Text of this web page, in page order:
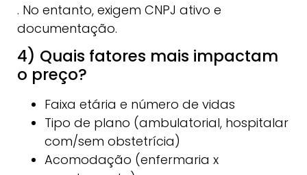
. No entanto, exigem CNPJ ativo e
documentação.
4) Quais fatores mais impactam
o preço?
Faixa etária e número de vidas
Tipo de plano (ambulatorial, hospitalar
com/sem obstetrícia)
Acomodação (enfermaria x